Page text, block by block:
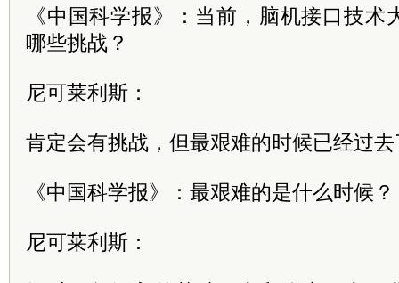
《中国科学报》：当前，脑机接口技
哪些挑战？
尼可莱利斯：
肯定会有挑战，但最艰难的时候已经过
《中国科学报》：最艰难的是什么时候？
尼可莱利斯：